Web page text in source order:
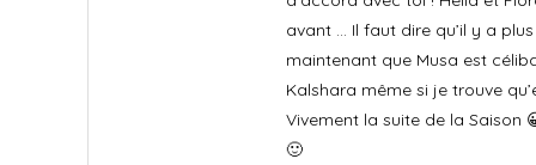
avant … Il faut dire qu’il y a
maintenant que Musa est
Kalshara même si je trouve
Vivement la suite de la Saison
🙂